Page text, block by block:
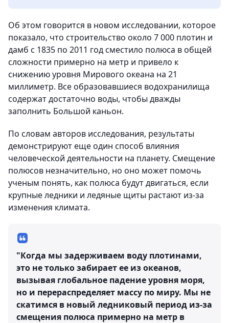
Об этом говорится в новом исследовании, которое
показало, что строительство около 7 000 плотин и
дамб с 1835 по 2011 год сместило полюса в общей
сложности примерно на метр и привело к
снижению уровня Мирового океана на 21
миллиметр. Все образовавшиеся водохранилища
содержат достаточно воды, чтобы дважды
заполнить Большой каньон.
По словам авторов исследования, результаты
демонстрируют еще один способ влияния
человеческой деятельности на планету. Смещение
полюсов незначительно, но оно может помочь
ученым понять, как полюса будут двигаться, если
крупные ледники и ледяные щиты растают из-за
изменения климата.
"Когда мы задерживаем воду плотинами,
это не только забирает ее из океанов,
вызывая глобальное падение уровня моря,
но и перераспределяет массу по миру. Мы не
скатимся в новый ледниковый период из-за
смещения полюса примерно на метр в